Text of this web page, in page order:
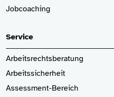
Jobcoaching
Service
Arbeitsrechtsberatung
Arbeitssicherheit
Assessment-Bereich